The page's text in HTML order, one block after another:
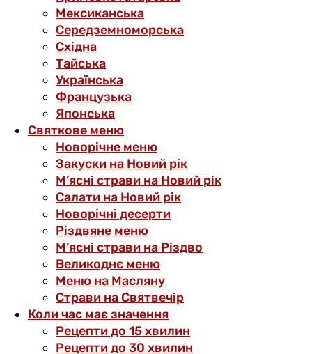
Мексиканська
Середземноморська
Східна
Тайська
Українська
Французька
Японська
Святкове меню
Новорічне меню
Закуски на Новий рік
М’ясні страви на Новий рік
Салати на Новий рік
Новорічні десерти
Різдвяне меню
М’ясні страви на Різдво
Великоднє меню
Меню на Масляну
Страви на Святвечір
Коли час має значення
Рецепти до 15 хвилин
Рецепти до 30 хвилин